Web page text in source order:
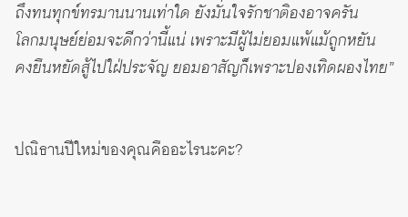
ถึงทนทุกข์ทรมานนานเท่าใด ยังมั่นใจรักชาติองอาจครัน
โลกมนุษย์ย่อมจะดีกว่านี้แน่ เพราะมีผู้ไม่ยอมแพ้แม้ถูกหยัน
คงยืนหยัดสู้ไปใฝ่ประจัญ ยอมอาสัญก็เพราะปองเทิดผองไทย”
ปณิธานปีใหม่ของคุณคืออะไรนะคะ?